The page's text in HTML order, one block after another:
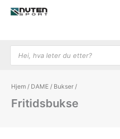
rett
Products search
Hjem / DAME / Bukser /
Fritidsbukse